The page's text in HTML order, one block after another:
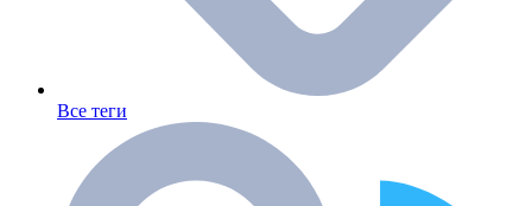
Все теги